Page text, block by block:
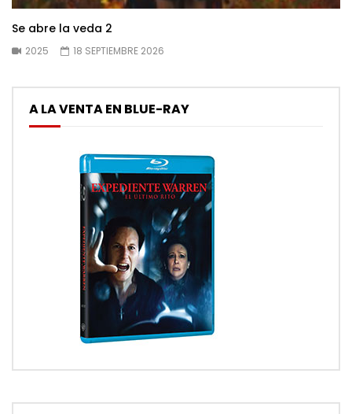
Se abre la veda 2
2025 18 SEPTIEMBRE 2026
A LA VENTA EN BLUE-RAY